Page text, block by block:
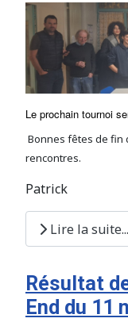
Le prochain tournoi
Bonnes fêtes de fin
rencontres.
Patrick
Lire la suite...
Résultat
End du 11